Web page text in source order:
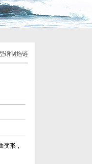
钢制拖链
变形，